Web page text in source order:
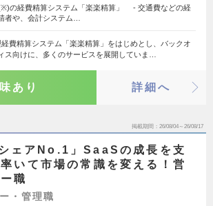
の経費精算システム「楽楽精算」 - 交通費などの経
者や、会計システム…
費精算システム「楽楽精算」をはじめとし、バックオ
ス向けに、多くのサービスを展開していま…
あり 詳細へ
掲載期間 26/08/04～26/08/17
シェアNo.1」SaaSの成長を支
いて市場の常識を変える！営
職
・管理職